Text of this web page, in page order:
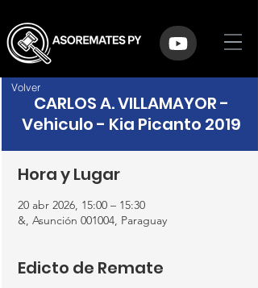
CARLOS A. VILLAMAYOR -
Vehiculo - Kia Picanto 2019
Hora y Lugar
20 abr 2026, 15:00 – 15:30
&, Asunción 001004, Paraguay
Edicto de Remate
Volver